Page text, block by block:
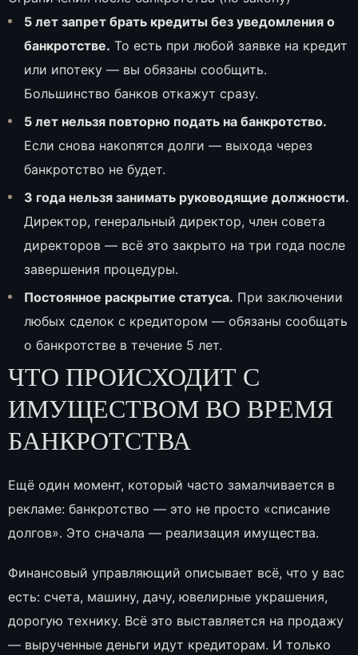
5 лет запрет брать кредиты без уведомления о
банкротстве. То есть при любой заявке на кредит
или ипотеку — вы обязаны сообщить.
Большинство банков откажут сразу.
5 лет нельзя повторно подать на банкротство.
Если снова накопятся долги — выхода через
банкротство не будет.
3 года нельзя занимать руководящие должности.
Директор, генеральный директор, член совета
директоров — всё это закрыто на три года после
завершения процедуры.
Постоянное раскрытие статуса. При заключении
любых сделок с кредитором — обязаны сообщать
о банкротстве в течение 5 лет.
ЧТО ПРОИСХОДИТ С
ИМУЩЕСТВОМ ВО ВРЕМЯ
БАНКРОТСТВА
Ещё один момент, который часто замалчивается в
рекламе: банкротство — это не просто «списание
долгов». Это сначала — реализация имущества.
Финансовый управляющий описывает всё, что у вас
есть: счета, машину, дачу, ювелирные украшения,
дорогую технику. Всё это выставляется на продажу
— вырученные деньги идут кредиторам. И только